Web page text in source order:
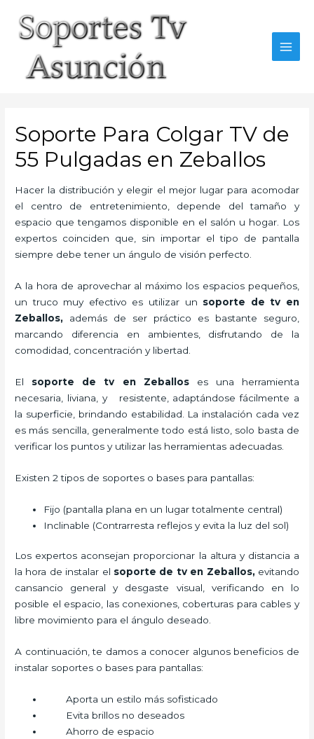
content
Soporte Para Colgar TV de
55 Pulgadas en Zeballos
Hacer la distribución y elegir el mejor lugar para acomodar
el centro de entretenimiento, depende del tamaño y
espacio que tengamos disponible en el salón u hogar. Los
expertos coinciden que, sin importar el tipo de pantalla
siempre debe tener un ángulo de visión perfecto.
A la hora de aprovechar al máximo los espacios pequeños,
un truco muy efectivo es utilizar un soporte de tv en
Zeballos, además de ser práctico es bastante seguro,
marcando diferencia en ambientes, disfrutando de la
comodidad, concentración y libertad.
El soporte de tv en Zeballos es una herramienta
necesaria, liviana, y resistente, adaptándose fácilmente a
la superficie, brindando estabilidad. La instalación cada vez
es más sencilla, generalmente todo está listo, solo basta de
verificar los puntos y utilizar las herramientas adecuadas.
Existen 2 tipos de soportes o bases para pantallas:
Fijo (pantalla plana en un lugar totalmente central)
Inclinable (Contrarresta reflejos y evita la luz del sol)
Los expertos aconsejan proporcionar la altura y distancia a
la hora de instalar el soporte de tv en Zeballos, evitando
cansancio general y desgaste visual, verificando en lo
posible el espacio, las conexiones, coberturas para cables y
libre movimiento para el ángulo deseado.
A continuación, te damos a conocer algunos beneficios de
instalar soportes o bases para pantallas:
Aporta un estilo más sofisticado
Evita brillos no deseados
Ahorro de espacio